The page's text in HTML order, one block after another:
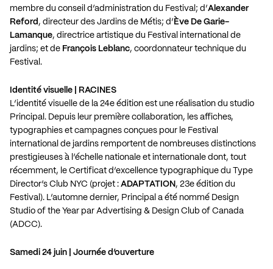
membre du conseil d’administration du Festival; d’Alexander
Reford , directeur des Jardins de Métis; d’ Ève De Garie-
Lamanque, directrice artistique du Festival international de
jardins; et de François Leblanc, coordonnateur technique du
Festival.
Identité visuelle | RACINES
L’identité visuelle de la 24e édition est une réalisation du studio
Principal. Depuis leur première collaboration, les affiches,
typographies et campagnes conçues pour le Festival
international de jardins remportent de nombreuses distinctions
prestigieuses à l’échelle nationale et internationale dont, tout
récemment, le Certificat d’excellence typographique du Type
Director’s Club NYC (projet : ADAPTATION , 23e édition du
Festival). L’automne dernier, Principal a été nommé Design
Studio of the Year par Advertising & Design Club of Canada
(ADCC).
Samedi 24 juin | Journée d’ouverture